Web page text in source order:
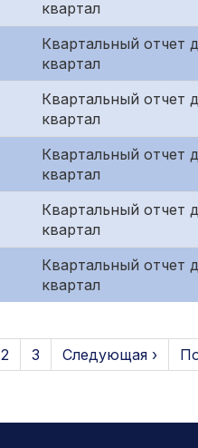
квартал
Квартальный отчет
квартал
Квартальный отчет
квартал
Квартальный отчет
квартал
Квартальный отчет
квартал
Квартальный отчет
квартал
2 3 Следующая ›